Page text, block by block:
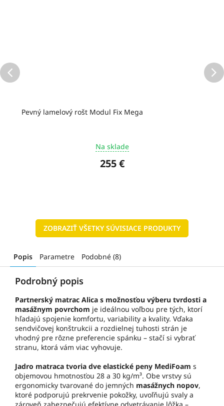
Pevný lamelový rošt Modul Fix Mega
Na sklade
255 €
ZOBRAZIŤ VŠETKY SÚVISIACE PRODUKTY
Popis Parametre Podobné (8)
Podrobný popis
Partnerský matrac Alica s možnosťou výberu tvrdosti a
masážnym povrchom je ideálnou voľbou pre tých, ktorí
hľadajú spojenie komfortu, variability a kvality. Vďaka
sendvičovej konštrukcii a rozdielnej tuhosti strán je
vhodný pre rôzne preferencie spánku – stačí si vybrať
stranu, ktorá vám viac vyhovuje.
Jadro matraca tvoria dve elastické peny MediFoam s
objemovou hmotnosťou 28 a 30 kg/m³. Obe vrstvy sú
ergonomicky tvarované do jemných masážnych nopov,
ktoré podporujú prekrvenie pokožky, uvoľňujú svaly a